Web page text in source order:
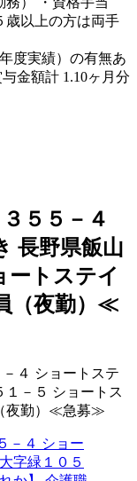
歳以上の方は両手
度実績）の有無あ
金額計 1.10ヶ月分
５５－４
長野県飯山
ートステイ
（夜勤）≪
４ ショートステ
１－５ ショートス
夜勤）≪急募≫